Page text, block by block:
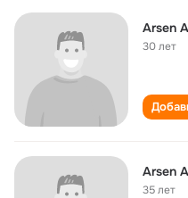
Arsen
30 лет
Arsen
35 лет